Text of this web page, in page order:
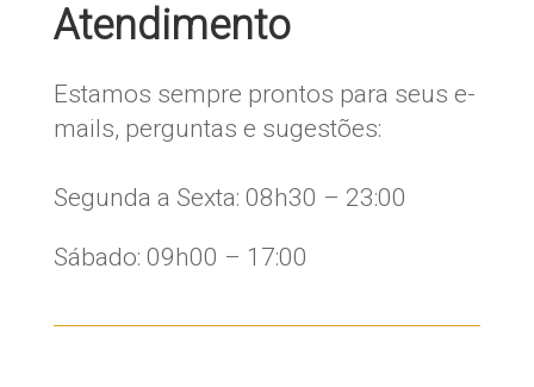
Atendimento
Estamos sempre prontos para seus e-
mails, perguntas e sugestões:
​Segunda a Sexta: 08h30 – 23:00
Sábado: 09h00 – 17:00